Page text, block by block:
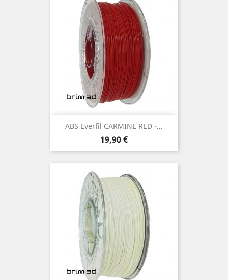
ABS Everfil CARMINE RED -...
Preço
19,90 €